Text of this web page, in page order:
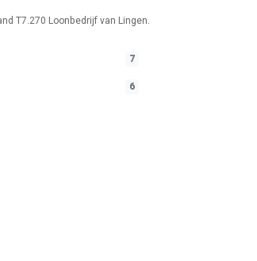
T7.270 Loonbedrijf van Lingen.
7
6